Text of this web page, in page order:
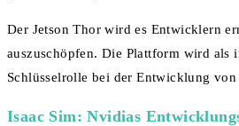
Der Jetson Thor wird es Entwicklern
auszuschöpfen. Die Plattform wird als
Schlüsselrolle bei der Entwicklung
Isaac Sim: Nvidias